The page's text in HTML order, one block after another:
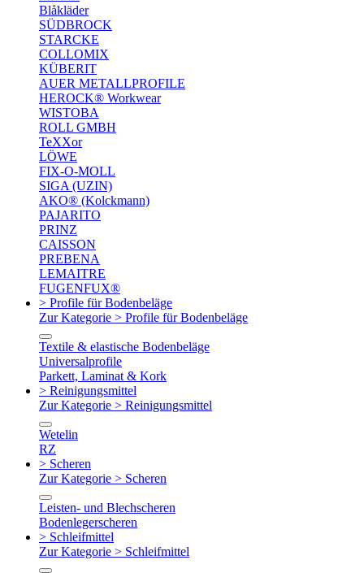
Blåkläder
SÜDBROCK
STARCKE
COLLOMIX
KÜBERIT
AUER METALLPROFILE
HEROCK® Workwear
WISTOBA
ROLL GMBH
TeXXor
LÖWE
FIX-O-MOLL
SIGA (UZIN)
AKO® (Kolckmann)
PAJARITO
PRINZ
CAISSON
PREBENA
LEMAITRE
FUGENFUX®
> Profile für Bodenbeläge
Zur Kategorie > Profile für Bodenbeläge
Textile & elastische Bodenbeläge
Universalprofile
Parkett, Laminat & Kork
> Reinigungsmittel
Zur Kategorie > Reinigungsmittel
Wetelin
RZ
> Scheren
Zur Kategorie > Scheren
Leisten- und Blechscheren
Bodenlegerscheren
> Schleifmittel
Zur Kategorie > Schleifmittel